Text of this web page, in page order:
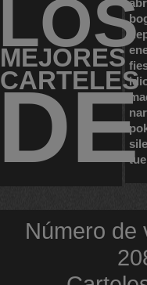
LOS
MEJORES
CARTELES
DE
Número de